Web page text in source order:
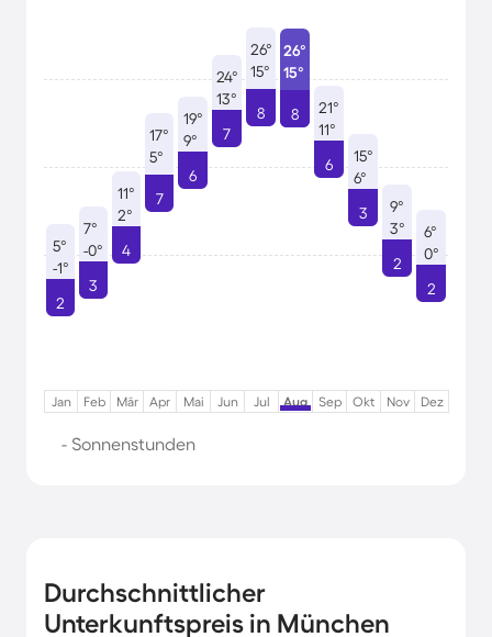
5°
-1°
2
7°
-0°
3
11°
2°
4
17°
5°
7
19°
9°
6
24°
13°
7
26°
15°
8
26°
15°
8
21°
11°
6
15°
6°
3
9°
3°
2
6°
0°
2
Jan Feb Mär Apr Mai Jun Jul Aug Sep Okt Nov Dez
- Sonnenstunden
Durchschnittlicher
Unterkunftspreis in München